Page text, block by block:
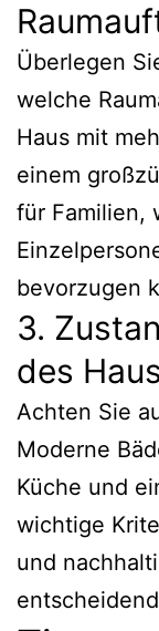
Überlegen
welche
Haus mit
einem
für Familien,
bevorzugen
3.
des
Achten Sie
Moderne
Küche und
wichtige
und